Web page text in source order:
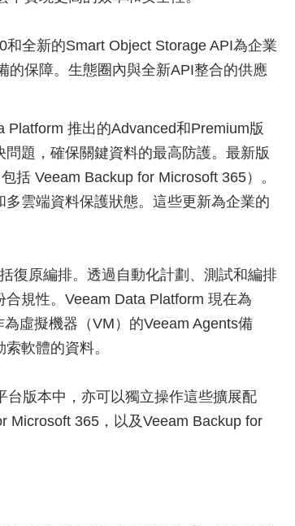
全新的Smart Object Storage API為企業
的保障。生態圈內與全新API整合的供應
推出的Advanced和Premium版
題，確保關鍵資料的最高防護。最新版
括 Veeam Backup for Microsoft 365）。
雲端資料保護狀態。這些更新為企業的
復原編排。透過自動化計劃、測試和編排
規性。Veeam Data Platform 現在為
虛擬機器（VM）的Veeam Agents備
軟體的資料。
台版本中，亦可以獨立操作這些擴展配
Microsoft 365，以及Veeam Backup for